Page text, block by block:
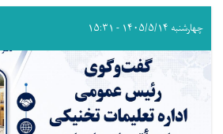
چهارشنبه ۱۴۰۵/۵/۱۴ - ۱۵:۳۱